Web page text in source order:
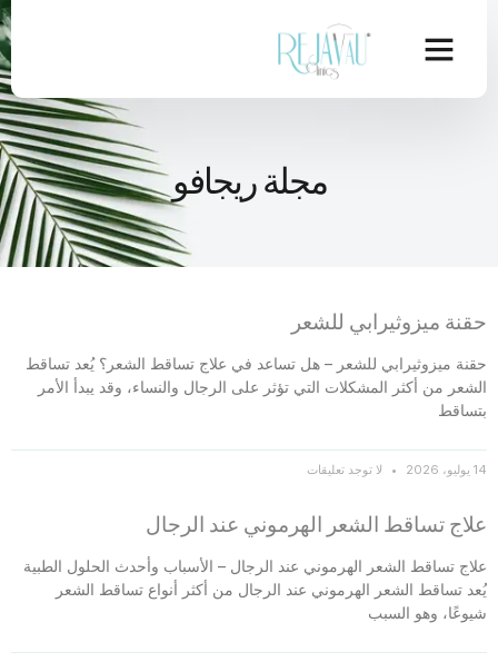
مجلة ريجافو
حقنة ميزوثيرابي للشعر
حقنة ميزوثيرابي للشعر – هل تساعد في علاج تساقط الشعر؟ يُعد تساقط
الشعر من أكثر المشكلات التي تؤثر على الرجال والنساء، وقد يبدأ الأمر
بتساقط
14 يوليو، 2026 لا توجد تعليقات
علاج تساقط الشعر الهرموني عند الرجال
علاج تساقط الشعر الهرموني عند الرجال – الأسباب وأحدث الحلول الطبية
يُعد تساقط الشعر الهرموني عند الرجال من أكثر أنواع تساقط الشعر
شيوعًا، وهو السبب